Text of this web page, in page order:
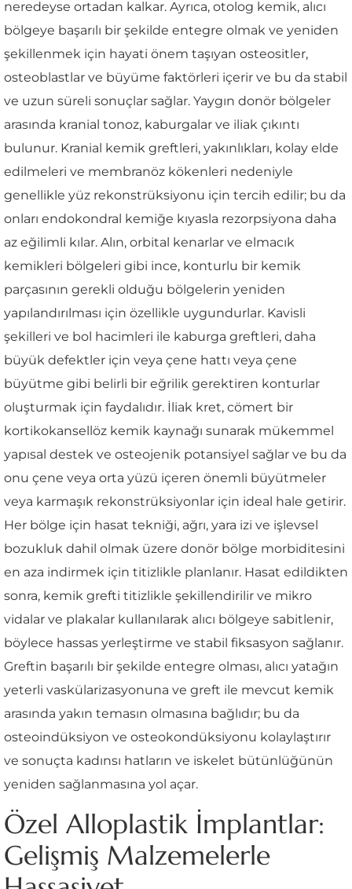
neredeyse ortadan kalkar. Ayrıca, otolog kemik, alıcı
bölgeye başarılı bir şekilde entegre olmak ve yeniden
şekillenmek için hayati önem taşıyan osteositler,
osteoblastlar ve büyüme faktörleri içerir ve bu da stabil
ve uzun süreli sonuçlar sağlar. Yaygın donör bölgeler
arasında kranial tonoz, kaburgalar ve iliak çıkıntı
bulunur. Kranial kemik greftleri, yakınlıkları, kolay elde
edilmeleri ve membranöz kökenleri nedeniyle
genellikle yüz rekonstrüksiyonu için tercih edilir; bu da
onları endokondral kemiğe kıyasla rezorpsiyona daha
az eğilimli kılar. Alın, orbital kenarlar ve elmacık
kemikleri bölgeleri gibi ince, konturlu bir kemik
parçasının gerekli olduğu bölgelerin yeniden
yapılandırılması için özellikle uygundurlar. Kavisli
şekilleri ve bol hacimleri ile kaburga greftleri, daha
büyük defektler için veya çene hattı veya çene
büyütme gibi belirli bir eğrilik gerektiren konturlar
oluşturmak için faydalıdır. İliak kret, cömert bir
kortikokansellöz kemik kaynağı sunarak mükemmel
yapısal destek ve osteojenik potansiyel sağlar ve bu da
onu çene veya orta yüzü içeren önemli büyütmeler
veya karmaşık rekonstrüksiyonlar için ideal hale getirir.
Her bölge için hasat tekniği, ağrı, yara izi ve işlevsel
bozukluk dahil olmak üzere donör bölge morbiditesini
en aza indirmek için titizlikle planlanır. Hasat edildikten
sonra, kemik grefti titizlikle şekillendirilir ve mikro
vidalar ve plakalar kullanılarak alıcı bölgeye sabitlenir,
böylece hassas yerleştirme ve stabil fiksasyon sağlanır.
Greftin başarılı bir şekilde entegre olması, alıcı yatağın
yeterli vaskülarizasyonuna ve greft ile mevcut kemik
arasında yakın temasın olmasına bağlıdır; bu da
osteoindüksiyon ve osteokondüksiyonu kolaylaştırır
ve sonuçta kadınsı hatların ve iskelet bütünlüğünün
yeniden sağlanmasına yol açar.
Özel Alloplastik İmplantlar:
Gelişmiş Malzemelerle